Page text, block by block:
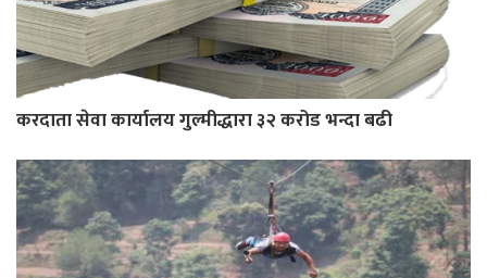
करदाता सेवा कार्यालय गुल्मीद्धारा ३२ करोड भन्दा बढी